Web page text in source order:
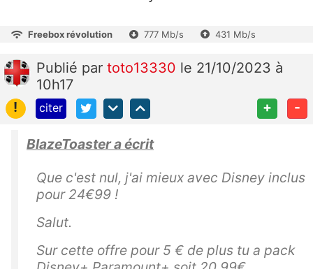
Freebox révolution 777 Mb/s 431 Mb/s
Publié par toto13330 le 21/10/2023 à
10h17
!
citer + -
BlazeToaster a écrit
Que c'est nul, j'ai mieux avec Disney inclus
pour 24€99 !
Salut.
Sur cette offre pour 5 € de plus tu a pack